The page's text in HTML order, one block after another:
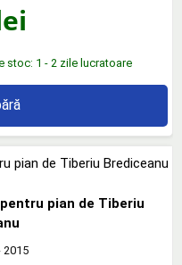
stoc: 1 - 2 zile lucratoare
pian de Tiberiu
2015